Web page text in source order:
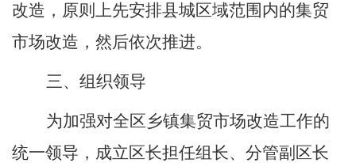
改造，原则上先安排县城区域范围内的集贸
市场改造，然后依次推进。
三、组织领导
为加强对全区乡镇集贸市场改造工作的
统一领导，成立区长担任组长、分管副 区长